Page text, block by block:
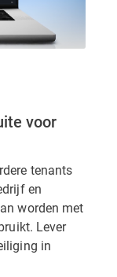
voor
tenants
en
worden met
Lever
in